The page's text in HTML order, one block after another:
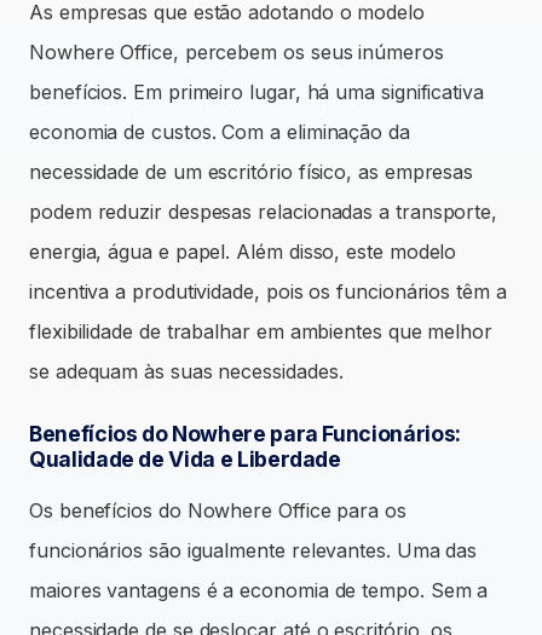
As empresas que estão adotando o modelo
Nowhere Office, percebem os seus inúmeros
benefícios. Em primeiro lugar, há uma significativa
economia de custos. Com a eliminação da
necessidade de um escritório físico, as empresas
podem reduzir despesas relacionadas a transporte,
energia, água e papel. Além disso, este modelo
incentiva a produtividade, pois os funcionários têm a
flexibilidade de trabalhar em ambientes que melhor
se adequam às suas necessidades.
Benefícios do Nowhere para Funcionários:
Qualidade de Vida e Liberdade
Os benefícios do Nowhere Office para os
funcionários são igualmente relevantes. Uma das
maiores vantagens é a economia de tempo. Sem a
necessidade de se deslocar até o escritório, os